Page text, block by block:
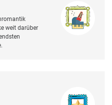
weit darüber